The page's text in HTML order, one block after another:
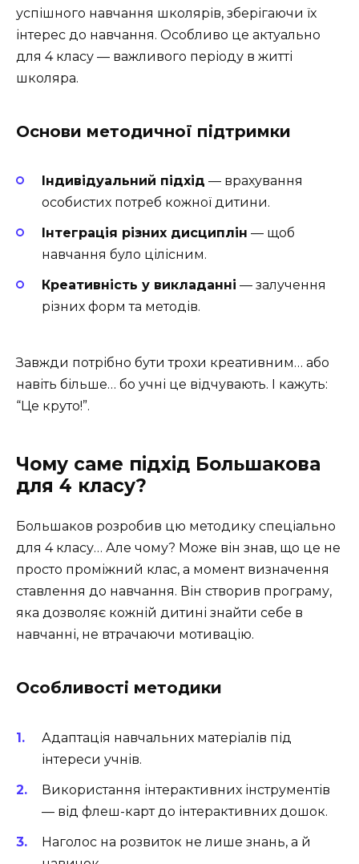
успішного навчання школярів, зберігаючи їх
інтерес до навчання. Особливо це актуально
для 4 класу — важливого періоду в житті
школяра.
Основи методичної підтримки
Індивідуальний підхід — врахування
особистих потреб кожної дитини.
Інтеграція різних дисциплін — щоб
навчання було цілісним.
Креативність у викладанні — залучення
різних форм та методів.
Завжди потрібно бути трохи креативним… або
навіть більше… бо учні це відчувають. І кажуть:
“Це круто!”.
Чому саме підхід Большакова
для 4 класу?
Большаков розробив цю методику спеціально
для 4 класу… Але чому? Може він знав, що це не
просто проміжний клас, а момент визначення
ставлення до навчання. Він створив програму,
яка дозволяє кожній дитині знайти себе в
навчанні, не втрачаючи мотивацію.
Особливості методики
Адаптація навчальних матеріалів під
інтереси учнів.
Використання інтерактивних інструментів
— від флеш-карт до інтерактивних дошок.
Наголос на розвиток не лише знань, а й